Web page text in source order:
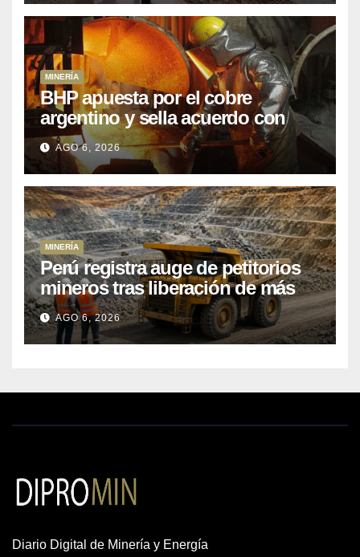
MINERÍA
BHP apuesta por el cobre
argentino y sella acuerdo con
Kobrea para siete proyecto
AGO 6, 2026
MINERÍA
Perú registra auge de petitorios
mineros tras liberación de más
de mil concesiones para explorar
cobre y oro
AGO 6, 2026
Diario Digital de Minería y Energía